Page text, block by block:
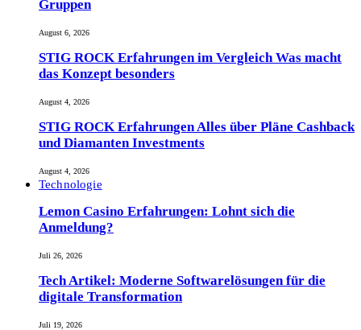
Gruppen
August 6, 2026
STIG ROCK Erfahrungen im Vergleich Was macht
das Konzept besonders
August 4, 2026
STIG ROCK Erfahrungen Alles über Pläne Cashback
und Diamanten Investments
August 4, 2026
Technologie
Lemon Casino Erfahrungen: Lohnt sich die
Anmeldung?
Juli 26, 2026
Tech Artikel: Moderne Softwarelösungen für die
digitale Transformation
Juli 19, 2026